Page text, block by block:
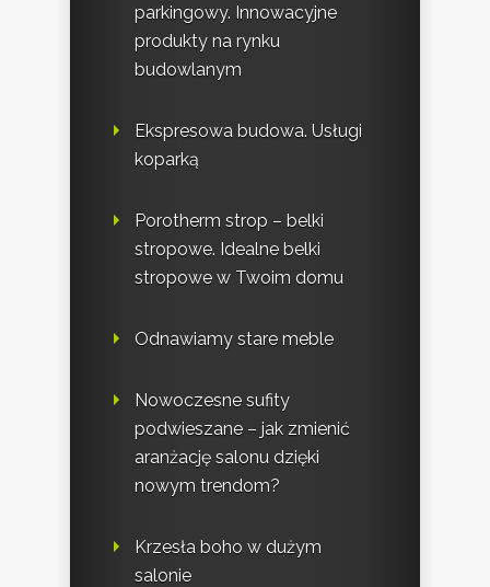
parkingowy. Innowacyjne
produkty na rynku
budowlanym
Ekspresowa budowa. Usługi
koparką
Porotherm strop – belki
stropowe. Idealne belki
stropowe w Twoim domu
Odnawiamy stare meble
Nowoczesne sufity
podwieszane – jak zmienić
aranżację salonu dzięki
nowym trendom?
Krzesła boho w dużym
salonie